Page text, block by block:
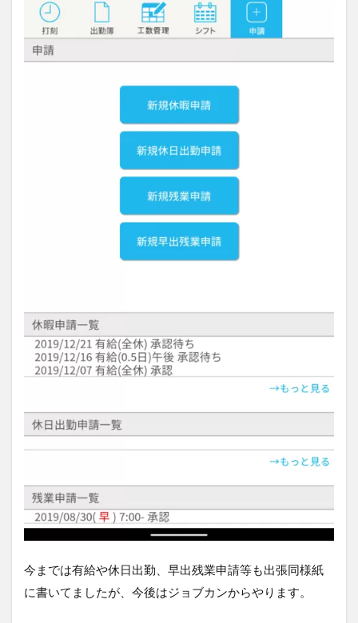
今までは有給や休日出勤、早出残業申請等も出張同様紙
に書いてましたが、今後はジョブカンからやります。